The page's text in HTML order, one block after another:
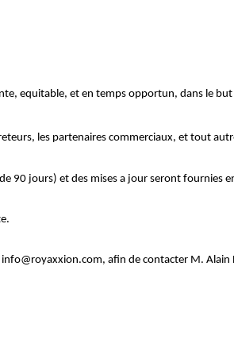
equitable, et en temps opportun, dans le
les partenaires commerciaux, et tout
90 jours) et des mises a jour seront fournies
afin de contacter M. Alain